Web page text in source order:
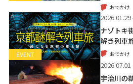
おでかけ
EVENT
2026.01.29
ナゾトキ
解き列車
おでかけ
宇治川の